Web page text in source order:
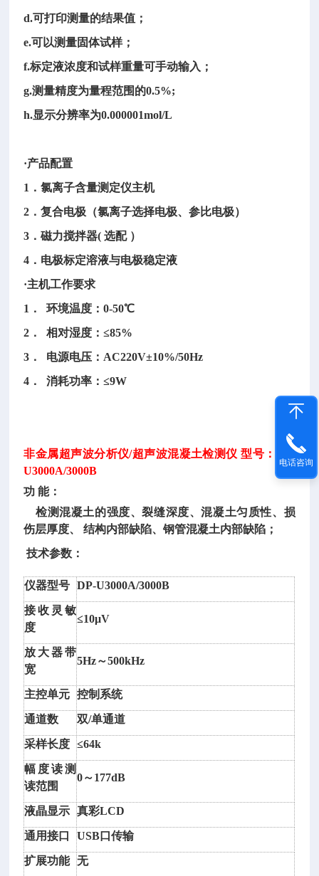
d.可打印测量的结果值；
e.可以测量固体试样；
f.标定液浓度和试样重量可手动输入；
g.测量精度为量程范围的0.5%;
h.显示分辨率为0.000001mol/L
·产品配置
1．氯离子含量测定仪主机
2．复合电极（氯离子选择电极、参比电极）
3．磁力搅拌器( 选配 ）
4．电极标定溶液与电极稳定液
·主机工作要求
1． 环境温度：0-50℃
2． 相对湿度：≤85%
3． 电源电压：AC220V±10%/50Hz
4． 消耗功率：≤9W
非金属超声波分析仪/超声波混凝土检测仪 型号：DP-
U3000A/3000B
功 能：
检测混凝土的强度、裂缝深度、混凝土匀质性、损
伤层厚度、
结构内部缺陷、钢管混凝土内部缺陷；
技术参数：
仪器型号 DP-U3000A/3000B
接收灵敏
度
≤10μV
放大器带
宽
5Hz～500kHz
主控单元 控制系统
通道数 双/单通道
采样长度 ≤64k
幅度读测
读范围
0～177dB
液晶显示 真彩LCD
通用接口 USB口传输
扩展功能 无
电话咨询